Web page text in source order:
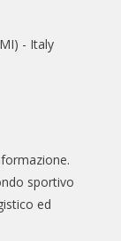
- Italy
sportivo
ed